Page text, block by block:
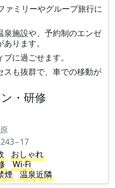
ァミリーやグループ旅行に
施設や、予約制のエンゼ
ります。
に過ごせます。
スも抜群で、車での移動が
・研修
おしゃれ
Wi-Fi
煙
温泉近隣